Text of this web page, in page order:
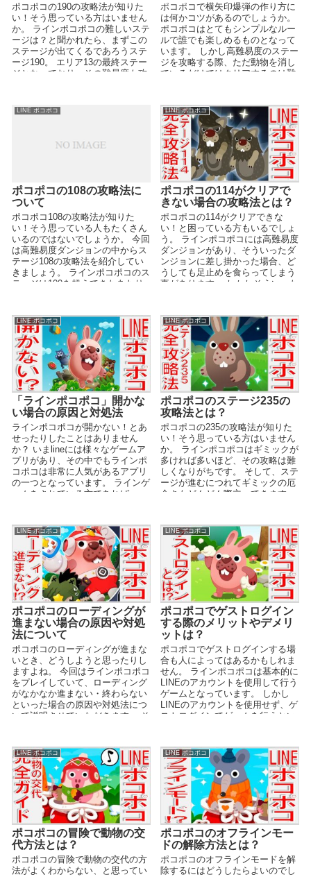
ポコポコの190の攻略法が知りた
い！そう思っている方はいません
か。 ラインポコポコの難しいステ
ージは？と聞かれたら、まずこの
ステージが出てくるであろうステ
ージ190。 エリア13の最終ステー
ジとなっており、その難易度も攻
ポコポコで横矢印爆弾の作り方に
は何かコツがあるのでしょうか。
ポコポコはとてもシンプルなルー
ルで誰でも楽しめるものとなって
います。 しかし高難易度のステー
ジを攻略する際、ただ動物を消し
ているだけではクリアするのは難
LINE ポコポコ
ポコポコの108の攻略法に
ついて
ポコポコ108の攻略法が知りた
い！そう思っている人もたくさん
いるのではないでしょうか。 今回
は高難易度ダンジョンの中からス
テージ108の攻略法を紹介してい
きましょう。 ラインポコポコのス
テージは100を超えてきたあたり
LINE ポコポコ
ポコポコの114がクリアで
きない場合の攻略法とは？
ポコポコの114がクリアできな
い！と困っている方もいるでしょ
う。 ラインポコポコには高難易度
ダンジョンがあり、そういったダ
ンジョンに差し掛かった場合、ど
うしても足止めを食らってしまう
事があります。 しかしそういった
LINE ポコポコ
「ラインポコポコ」開かな
い場合の原因と対処法
ラインポコポコが開かない！とあ
せったりしたことはありません
か？ いまlineには様々なゲームア
プリがあり、その中でもラインポ
コポコは非常に人気があるアプリ
の一つとなっています。 ラインゲ
ームをされている方であれば、一
LINE ポコポコ
ポコポコのステージ235の
攻略法とは？
ポコポコの235の攻略法が知りた
い！そう思っている方はいません
か。 ラインポコポコはギミックが
多ければ多いほど、その攻略は難
しくなりがちです。 そして、ステ
ージが進むにつれてギミックの厄
介さもどんどん際立ってきます。
LINE ポコポコ
ポコポコのローディングが
進まない場合の原因や対処
法について
ポコポコのローディングが進まな
いとき、どうしようと思ったりし
ますよね。 今回はラインポコポコ
をプレイしていて、ローディング
がなかなか進まない・終わらない
といった場合の原因や対処法につ
いて説明させていただきます。 そ
LINE ポコポコ
ポコポコでゲストログイン
する際のメリットやデメリ
ットは？
ポコポコでゲストログインする場
合も人によってはあるかもしれま
せん。 ラインポコポコは基本的に
LINEのアカウントを使用して行う
ゲームとなっています。 しかし
LINEのアカウントを使用せず、ゲ
ストログインでゲームを行うとい
LINE ポコポコ
ポコポコの冒険で動物の交
代方法とは？
ポコポコの冒険で動物の交代の方
法がよくわからない、と思ってい
LINE ポコポコ
ポコポコのオフラインモー
ドの解除方法とは？
ポコポコのオフラインモードを解
除するにはどうしたらよいのでし